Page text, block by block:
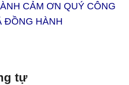
CẢM ƠN QUÝ CÔNG
ĐỒNG HÀNH
tự